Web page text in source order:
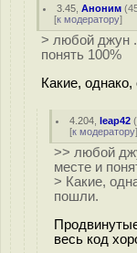
3.45 ,Аноним (
[к модератору]
> любой джун
понять 100%
Какие,
4.204 ,leap42 (
[к модератору]
>> любой
месте и
> Какие,
пошли.
весь код